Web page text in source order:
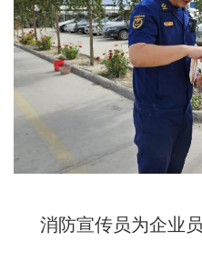
消防宣传员为企业